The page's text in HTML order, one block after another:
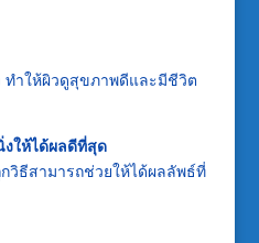
ำให้ผิวดูสุขภาพดีและมีชีวิต
งให้ได้ผลดีที่สุด
วิธีสามารถช่วยให้ได้ผลลัพธ์ที่